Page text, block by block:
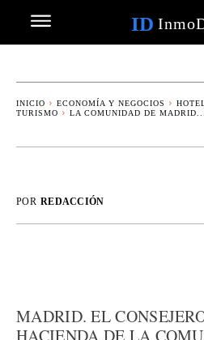
ID
INICIO ECONOMÍA Y NEGOCIOS
TURISMO
LA COMUNIDAD DE MADRID...
POR REDACCIÓN
MADRID. EL
HACIENDA DE LA